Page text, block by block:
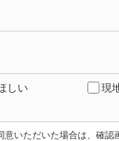
しい
現
いただいた場合は、確認